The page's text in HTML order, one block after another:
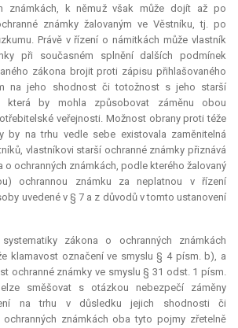
známkách, k němuž však může dojít až po
známky žalovaným ve Věstníku, tj. po
Právě v řízení o námitkách může vlastník
při současném splnění dalších podmínek
zákona brojit proti zápisu přihlašovaného
na jeho shodnost či totožnost s jeho starší
která by mohla způsobovat záměnu obou
veřejnosti. Možnost obrany proti téže
by na trhu vedle sebe existovala zaměnitelná
vlastníkovi starší ochranné známky přiznává
o ochranných známkách, podle kterého žalovaný
ochrannou známku za neplatnou v řízení
uvedené v § 7 a z důvodů v tomto ustanovení
zákona o ochranných známkách
klamavost označení ve smyslu § 4 písm. b), a
ochranné známky ve smyslu § 31 odst. 1 písm.
směšovat s otázkou nebezpečí záměny
na trhu v důsledku jejich shodnosti či
známkách oba tyto pojmy zřetelně